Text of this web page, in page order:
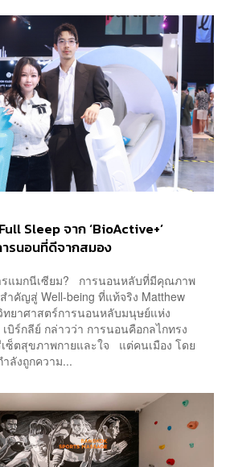
Sleep จาก ‘BioActive+’
รนอนที่ดีจากสมอง
รแมกนีเซียม? การนอนหลับที่มีคุณภาพ
ำคัญสู่ Well-being ที่แท้จริง Matthew
ทยาศาสตร์การนอนหลับมนุษย์แห่ง
บิร์กลีย์ กล่าวว่า การนอนคือกลไกทรง
ซ็ตสุขภาพกายและใจ แต่คนเมือง โดย
ลังถูกความ...